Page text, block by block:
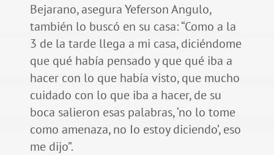
Bejarano, asegura Yeferson Angulo,
también lo buscó en su casa: “Como a la
3 de la tarde llega a mi casa, diciéndome
que qué había pensado y que qué iba a
hacer con lo que había visto, que mucho
cuidado con lo que iba a hacer, de su
boca salieron esas palabras, ‘no lo tome
como amenaza, no Io estoy diciendo’, eso
me dijo”.